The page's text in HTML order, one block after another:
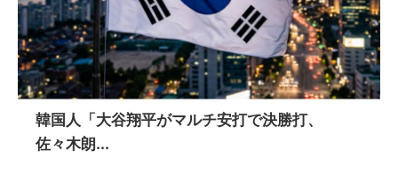
韓国人「大谷翔平がマルチ安打で決勝打、
佐々木朗...